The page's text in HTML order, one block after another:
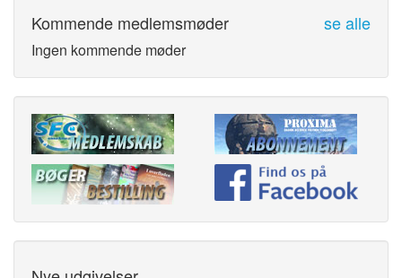
Kommende medlemsmøder se alle
Ingen kommende møder